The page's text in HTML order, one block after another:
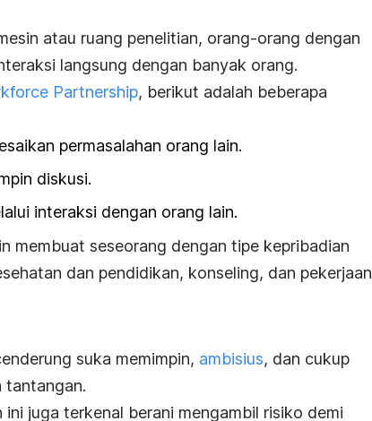
atau ruang penelitian, orang-orang dengan
langsung dengan banyak orang.
Partnership, berikut adalah beberapa
permasalahan orang lain.
diskusi.
interaksi dengan orang lain.
membuat seseorang dengan tipe kepribadian
dan pendidikan, konseling, dan pekerjaan
suka memimpin, ambisius, dan cukup
tantangan.
juga terkenal berani mengambil risiko demi